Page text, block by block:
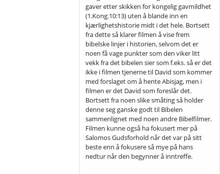
gaver etter skikken for kongelig gavmildhet
(1.Kong.10:13) uten å blande inn en
kjærlighetshistorie midt i det hele. Bortsett
fra dette så klarer filmen å vise frem
bibelske linjer i historien, selvom det er
noen få vage punkter som den viker litt
vekk fra det bibelen sier som f.eks. så er det
ikke i filmen tjenerne til David som kommer
med forslaget om å hente Abisjag, men i
filmen er det David som foreslår det.
Bortsett fra noen slike småting så holder
denne seg ganske godt til Bibelen
sammenlignet med noen andre Bibelfilmer.
Filmen kunne også ha fokusert mer på
Salomos Gudsforhold når det var på sitt
beste enn å fokusere så mye på hans
nedtur når den begynner å inntreffe.